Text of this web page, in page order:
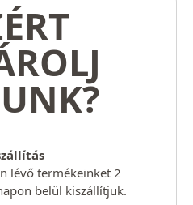
lévő termékeinket 2
belül kiszállítjuk.